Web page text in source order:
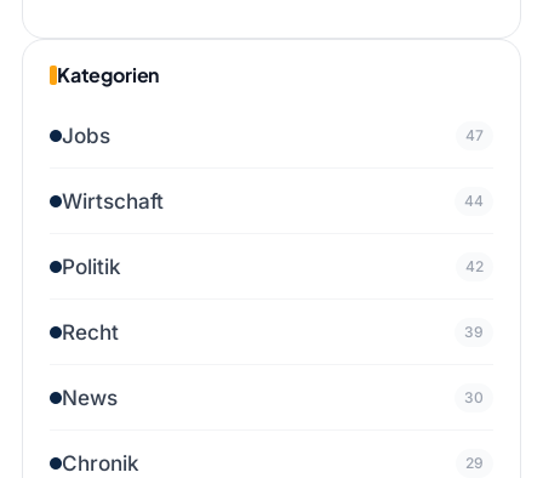
Kategorien
Jobs 47
Wirtschaft 44
Politik 42
Recht 39
News 30
Chronik 29